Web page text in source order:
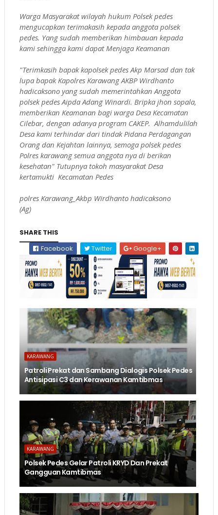
Warga Masyarakat wilayah hukum Polsek pedes
mengucapkan terimakasih kepada anggota polsek
pedes. Yang sudah memberikan himbauan kepada
kami sehingga kami dapat Menjaga Keamanan
"Terimkasih bapak kapolsek pedes Akp Marsad dan tak
lupa bapak Kapolres Karawang AKBP Wirdhanto
hadicaksono yang sudah memerintahkan Anggota
polsek pedes Aipda Adang Winardi. Bripka jhon sopala,
memberikan Keamanan bagi warga Desa Kecamatan
Cilebar, dengan adanya program CAKEP. Alhamdulilah
Desa kami terhindar dari tindak Pidana Perdagangan
Orang dan Kejahtan lainnya, semoga polsek pedes
Polres karawang semua anggota nya di berikan
kesehatan" Tutupnya tokoh masyarakat Desa
kertamukti Kecamatan Pedes
polres Karawang_Akbp Wirdhanto hadicaksono
(Ag)
SHARE THIS
Facebook
Twitter Google+
KARAWANG
Patroli Prekat dan Sambang Dialogis Polsek Pedes
Antisipasi C3 dan Kerawanan Kamtibmas
KARAWANG
Polsek Pedes Gelar Patroli KRYD Dan Prekat
Gangguan Kamtibmas